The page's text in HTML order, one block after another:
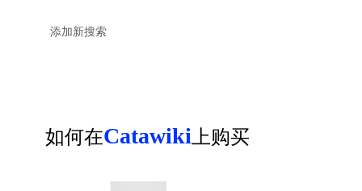
如何在Catawiki 上购买